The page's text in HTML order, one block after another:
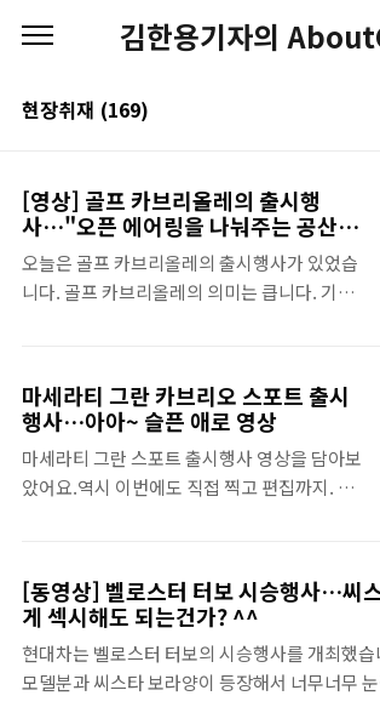
김한용기자의
현장취재 (169)
[영상] 골프 카브리올레의 출시행
사…"오픈 에어링을 나눠주는 공산당
같은차"
오늘은 골프 카브리올레의 출시행사가 있었습
니다. 골프 카브리올레의 의미는 큽니다. 기존
많은 사람들, 스포츠카 전유물이던 아우토반 1
차선을 국민들에게 나눠준 민주적인 차'라는
거창한 수식어가 붙어있는데요. 사실 기냥 나
눠주는건 민주적이라기 보다는 공산주의적이
뿐 아니라 4명이 타고 일상적으로 타고 다닐 수
있는 실용적인 면도 갖췄습니다. 흠 그래요. 소
프트톱을 열어 놓는다면야 뒷좌석에 베이비시
트를 넣고 빼는데도 편리하겠는데요? 짐도 많
이 실을 수 있을것 같구요. 아래는 -잘 찍..
마세라티 그란 카브리오 스포트 출시
행사…아아~ 슬픈 애로 영상
마세라티 그란 스포트 출시행사 영상을 담아보
았어요.역시 이번에도 직접 찍고 편집까지. 절
가해주시면 감사하겠습니다. 꾸벅~~! 참, 그란
카브리오 스포츠는 이탈리안 특유의 우아함에
마세라티만의 아이덴티티가 조화를 이룬 모델
로 마세라티의 F1 우승 모델 ‘250F’의 ‘로쏘 트
[동영상] 벨로스터 터보 시승행사…씨
게 섹시해도 되는건가? ^^
현대차는 벨로스터 터보의 시승행사를 개최했
모델분과 씨스타 보라양이 등장해서 너무너무